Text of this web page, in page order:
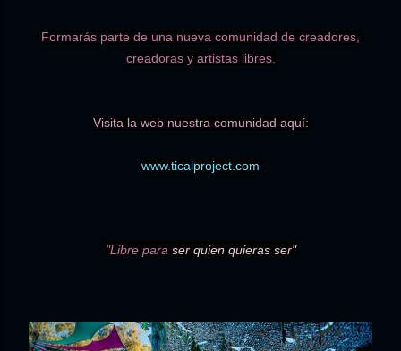
Formarás parte de una nueva comunidad de creadores,
creadoras y artistas libres.
Visita la web nuestra comunidad aquí:
www.ticalproject.com
"Libre para ser quien quieras ser"